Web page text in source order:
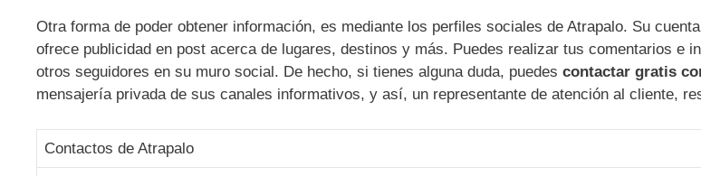
Otra forma de poder obtener información, es mediante los perfiles sociales de Atrapalo. Su
ofrece publicidad en post acerca de lugares, destinos y más. Puedes realizar tus comentarios e
otros seguidores en su muro social. De hecho, si tienes alguna duda, puedes contactar gratis
mensajería privada de sus canales informativos, y así, un representante de atención al cliente,
Contactos de Atrapalo